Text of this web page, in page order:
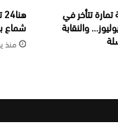
تتأخر في
والنقابة شماع
منذ